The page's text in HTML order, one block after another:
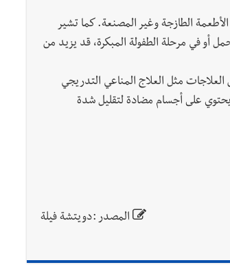
الطازجة وغير المصنعة. كما تشير
أو في مرحلة الطفولة المبكرة، قد يزيد من
مثل العلاج المناعي التدريجي
على أجسام مضادة لتقليل شدة
المصدر :دويتشة فيلة